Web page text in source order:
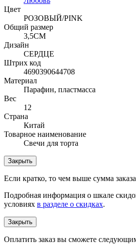
Цвет
РОЗОВЫЙ/PINK
Общий размер
3,5СМ
Дизайн
СЕРДЦЕ
Штрих код
4690390644708
Материал
Парафин, пластмасса
Вес
12
Страна
Китай
Товарное наименование
Свечи для торта
Закрыть
Если кратко, то чем выше сумма
Подробная информация о шкале
условиях в разделе о скидках.
Закрыть
Оплатить заказ вы сможете